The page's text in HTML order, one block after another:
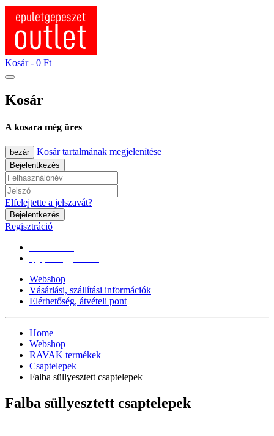
Kosár - 0 Ft
Kosár
A kosara még üres
bezár Kosár tartalmának megjelenítése
Bejelentkezés
Elfelejtette a jelszavát?
Bejelentkezés
Regisztráció
Webshop
Vásárlási, szállítási információk
Elérhetőség, átvételi pont
Home
Webshop
RAVAK termékek
Csaptelepek
Falba süllyesztett csaptelepek
Falba süllyesztett csaptelepek